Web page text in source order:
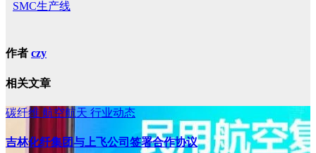
SMC生产线
作者 czy
相关文章
碳纤维 航空航天 行业动态
吉林化纤集团与上飞公司签署合作协议